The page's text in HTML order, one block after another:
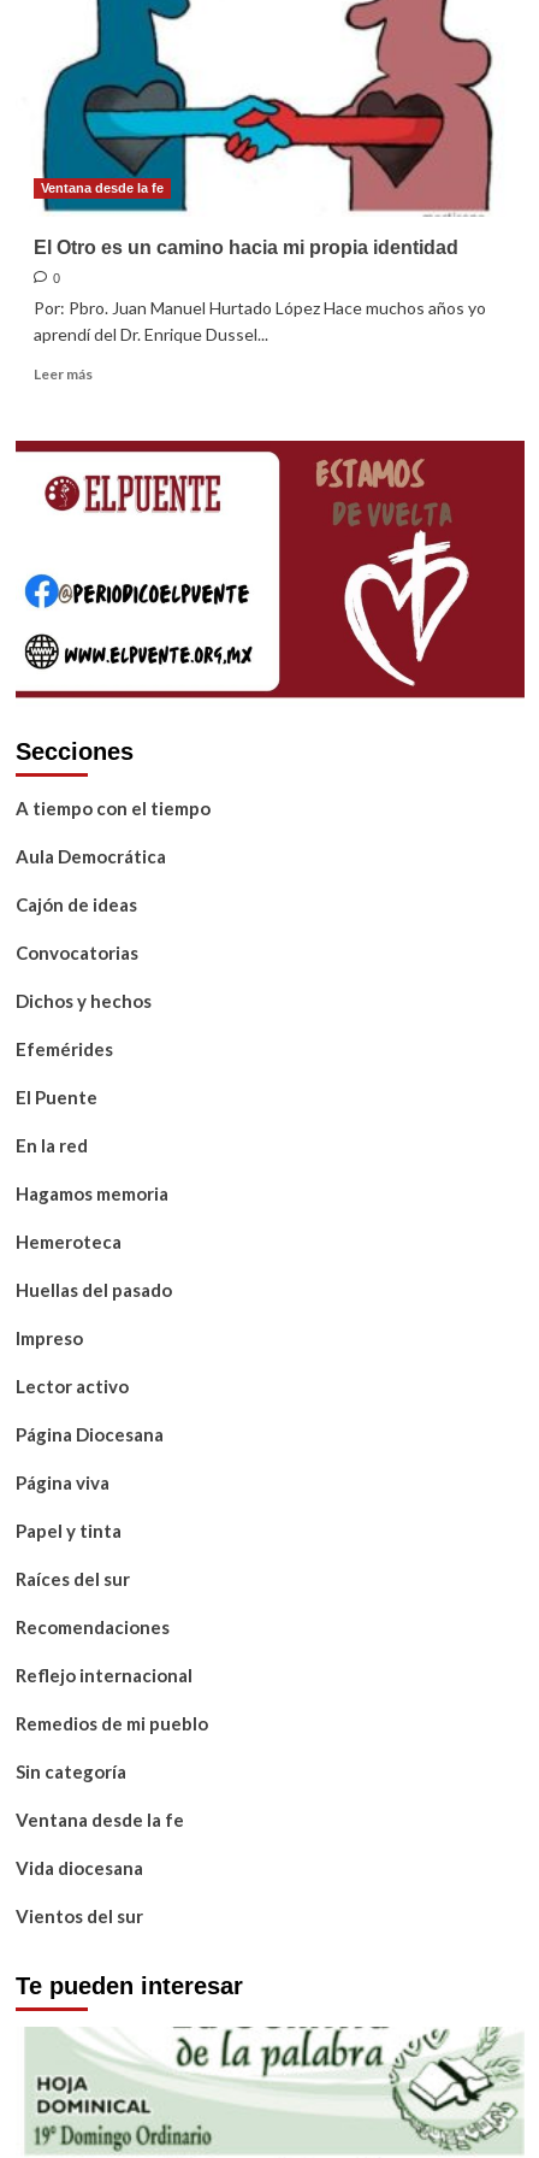
Ventana desde la fe
El Otro es un camino hacia mi propia identidad
0
Por: Pbro. Juan Manuel Hurtado López Hace muchos años yo
aprendí del Dr. Enrique Dussel...
Leer másLeer
El
es
un
propia
Secciones
A tiempo con el tiempo
Aula Democrática
Cajón de ideas
Convocatorias
Dichos y hechos
Efemérides
El Puente
En la red
Hagamos memoria
Hemeroteca
Huellas del pasado
Impreso
Lector activo
Página Diocesana
Página viva
Papel y tinta
Raíces del sur
Recomendaciones
Reflejo internacional
Remedios de mi pueblo
Sin categoría
Ventana desde la fe
Vida diocesana
Vientos del sur
Te pueden interesar